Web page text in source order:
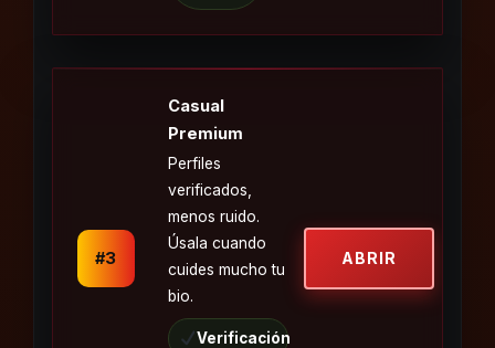
#3
Casual
Premium
Perfiles
verificados,
menos ruido.
Úsala cuando
cuides mucho tu
bio.
Verificación
ABRIR